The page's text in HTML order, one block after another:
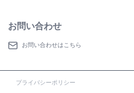
お問い合わせ
お問い合わせはこちら
プライバシーポリシー